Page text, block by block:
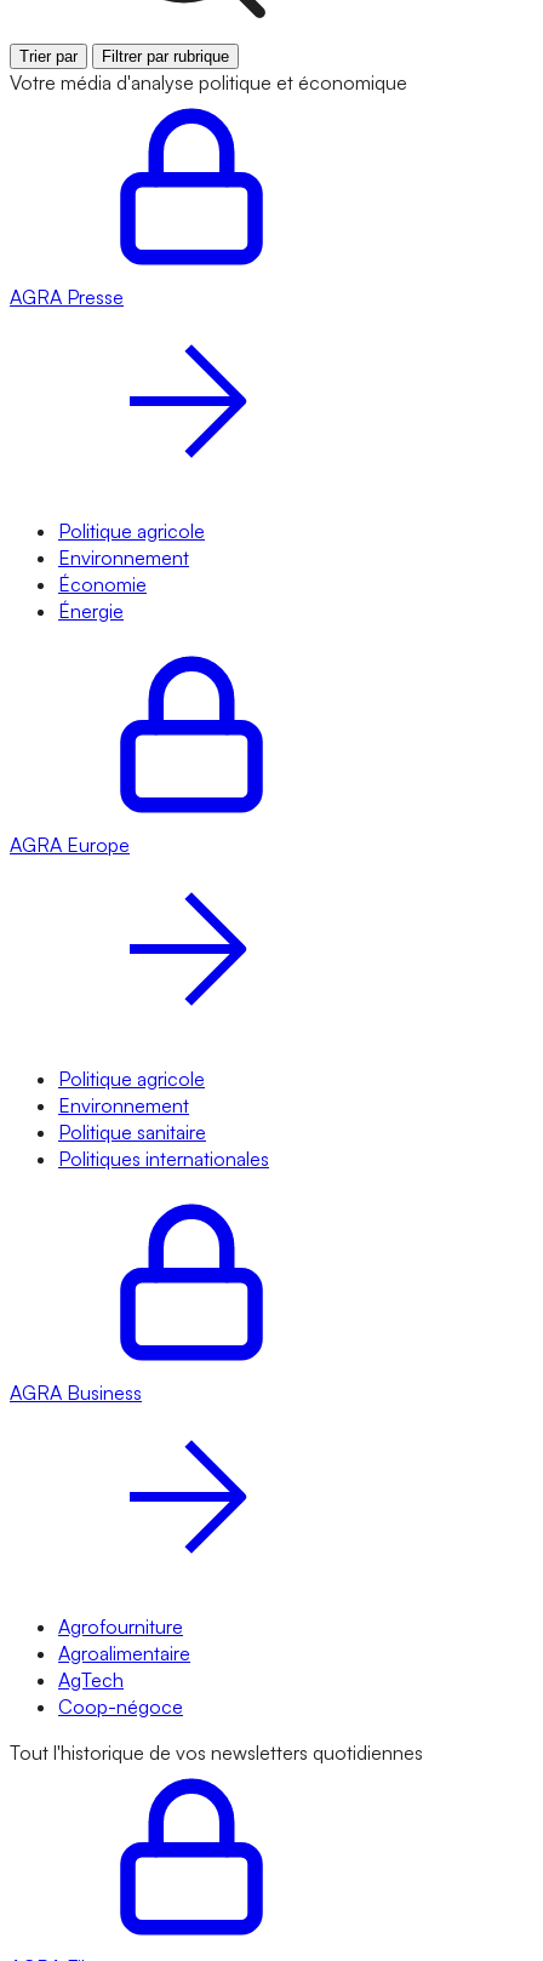
Trier par Filtrer par rubrique
Votre média d'analyse politique et économique
AGRA Presse
Politique agricole
Environnement
Économie
Énergie
AGRA Europe
Politique agricole
Environnement
Politique sanitaire
Politiques internationales
AGRA Business
Agrofourniture
Agroalimentaire
AgTech
Coop-négoce
Tout l'historique de vos newsletters quotidiennes